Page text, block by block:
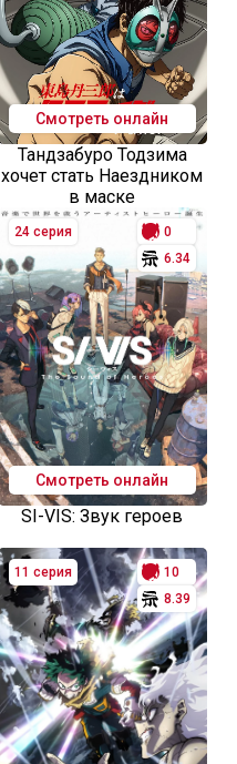
Смотреть онлайн
Тандзабуро Тодзима
хочет стать Наездником
в маске
24 серия
0
6.34
Смотреть онлайн
SI-VIS: Звук героев
11 серия
10
8.39